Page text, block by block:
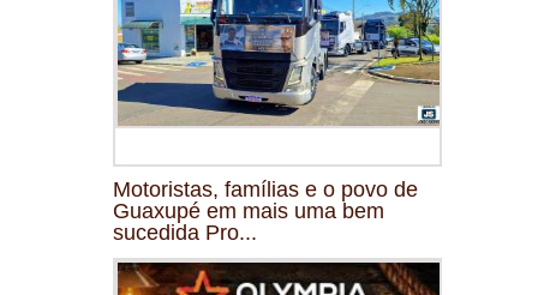
Motoristas, famílias e o povo de
Guaxupé em mais uma bem
sucedida Pro...